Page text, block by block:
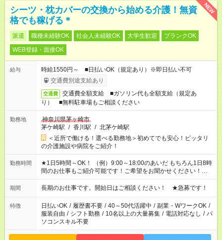
NEW
シーツ・枕カバーの交換から始める介護！無資
格でも稼げる＊
派遣 職種未経験OK 社会人未経験OK 大学生歓迎
ブランクOK
WEB登録・面接OK
給与
時給1550円～ ■日払いOK（規定あり）※即日払い不可
交通費別途支給あり
交通費
交通費全額支給 ■ガソリン代も全額支給（規定あ
り） ■無料駐車場もご相談ください
勤務地
神奈川県茅ヶ崎市
茅ケ崎駅 / 香川駅 / 北茅ケ崎駅
＜近所で働ける！選べる勤務地＞初めてでも安心！ピッタリ
の介護施設や病院をご紹介！
勤務時間
★1日5時間～OK！ （例）9:00～18:00のあいだ もちろん1日8時
間のお仕事もご紹介可能です！ご希望をお聞かせください！★家
庭の都合でお休みが必要な場合も遠慮なくご相談ください。 ※
週最低15時間以上の勤務が必要です
期間 長期のお仕事です。開始日はご相談ください！ ★急募です！
特徴 日払いOK / 履歴書不要 / 40～50代活躍中 / 副業・WワークOK /
服装自由 / シフト勤務 / 10名以上の大量募集 / 電話対応なし / パ
ソコンスキル不要